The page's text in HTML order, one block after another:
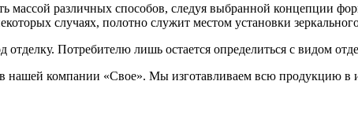
различных способов, следуя выбранной концепции
случаях, полотно служит местом установки
Потребителю лишь остается определиться с видом
компании «Свое». Мы изготавливаем всю продукцию в